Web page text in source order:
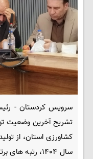
سرویس کردستان -
تشریح آخرین وضعیت
سال ۱۴۰۴، رتبه